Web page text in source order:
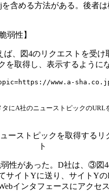
jを含める方法がある。後者
弱性】
ば、図4のリクエストを受け
を取得し、表示するように
www.a-
にA社のニューストピックのURL
ーストピックを取得するリ
ト
性があった。D社は、 ③図4
サイトYに送り、サイトY
インタフェースにアクセ